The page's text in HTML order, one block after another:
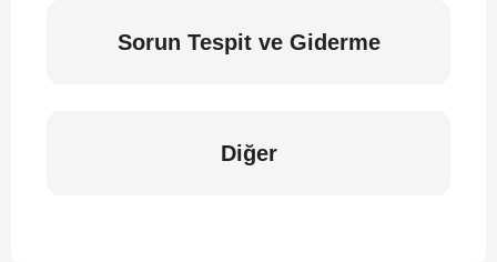
Sorun Tespit ve Giderme
Diğer